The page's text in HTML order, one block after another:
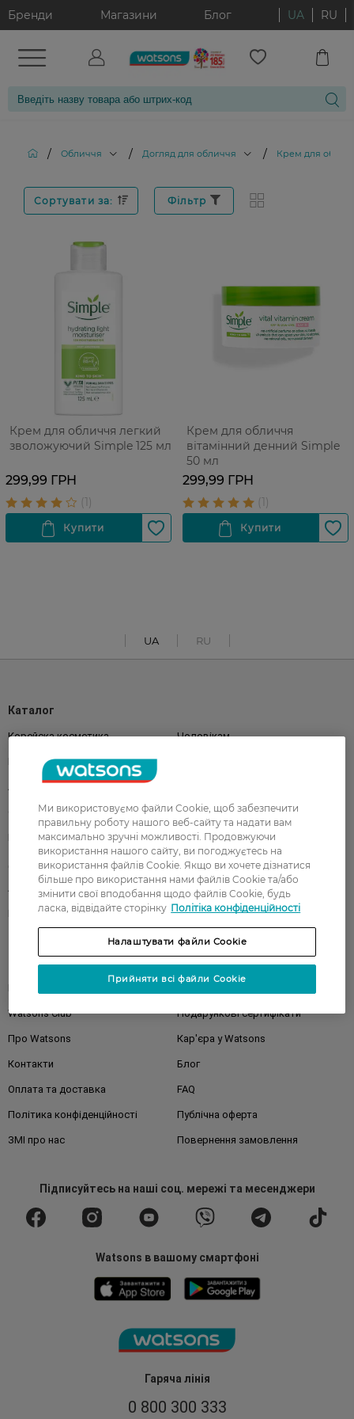
Бренди Магазини Блог UA RU
/ Обличчя / Догляд для обличчя / Крем для
Сортувати за: Фільтр
Крем для обличчя легкий
зволожуючий Simple 125 мл
299,99 ГРН
Крем для обличчя
вітамінний денний Simple
50 мл
299,99 ГРН
UA RU
Гаряча лінія
0 800 300 333
Каталог
Корейска косметика Чоловікам
Парфуми
Акції
Обличчя Тіло
Подарунки Діти
Волосся
Аксесуари Дерматокосметика
Бренди
Клієнтам
Watsons Club Подарункові сертифікати
Про Watsons Кар'єра у Watsons
Контакти Блог
Оплата та доставка FAQ
Політика конфіденційності Публічна оферта
ЗМІ про нас Повернення замовлення
Підписуйтесьна наші соц. мережі та месенджери
Watsons в вашому смартфоні
Ми використовуємо файли Cookie, щоб забезпечити
правильну роботу нашого веб-сайту та надати вам
максимально зручні можливості. Продовжуючи
використання нашого сайту, ви погоджуєтесь на
використання файлів Cookie. Якщо ви хочете дізнатися
більше про використання нами файлів Cookie та/або
змінити свої вподобання щодо файлів Cookie, будь
ласка, відвідайте сторінку Політіка конфіденційності
Налаштувати файли Cookie
Прийняти всі файли Cookie